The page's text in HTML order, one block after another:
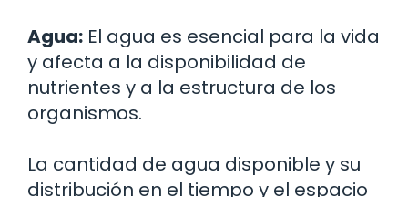
Agua: El agua es esencial para la vida
y afecta a la disponibilidad de
nutrientes y a la estructura de los
organismos.
La cantidad de agua disponible y su
distribución en el tiempo y el espacio